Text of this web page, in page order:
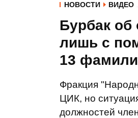
НОВОСТИ ВИДЕО
Бурбак
лишь с
13
Фракция
ЦИК, но
должностей